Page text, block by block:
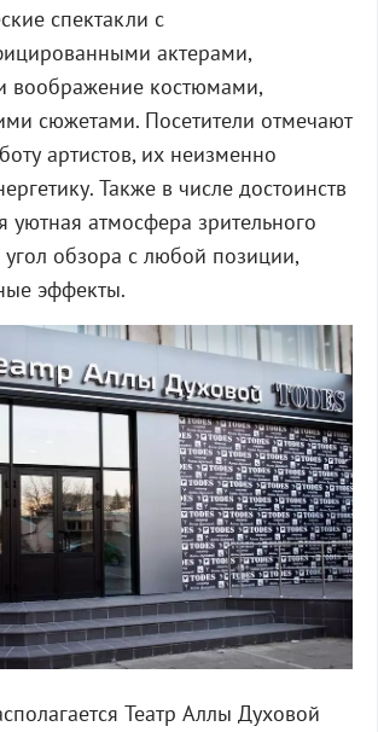
спектакли с
актерами,
костюмами,
сюжетами. Посетители отмечают
артистов, их неизменно
Также в числе достоинств
уютная атмосфера зрительного
обзора с любой позиции,
эффекты.
Театр Аллы Духовой